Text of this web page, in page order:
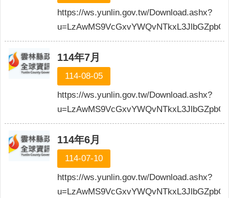
https://ws.yunlin.gov.tw/Download.ashx?
114年7月
114-08-05
https://ws.yunlin.gov.tw/Download.ashx?
114年6月
114-07-10
https://ws.yunlin.gov.tw/Download.ashx?